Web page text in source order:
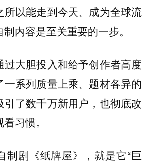
所以能走到今天、成为全球流
内容是至关重要的一步。
过大胆投入和给予创作者高度
一系列质量上乘、题材各异的
引了数千万新用户，也彻底改
习惯。
制剧 《纸牌屋》
，就是它“巨